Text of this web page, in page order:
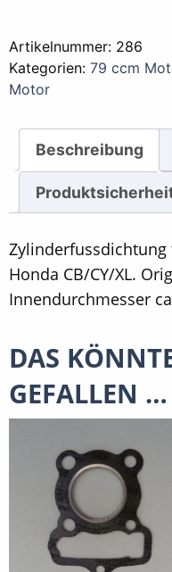
/
79
ccm
Menge
Artikelnummer: 286
Kategorien: 79 ccm
Motor
Beschreibung
Honda CB/CY/XL.
Innendurchmesser
DAS
GEFALLEN …